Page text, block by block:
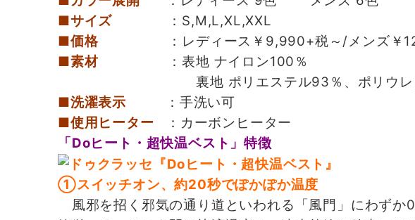
■サイズ ：S,M,L,XL,XXL
■価格：レディース￥9,990+税～/メンズ￥
■素材：表地 ナイロン100％
裏地 ポリエステル93％、ポリウレタ
■洗濯表示
：手洗い可
■使用ヒーター ：カーボンヒーター
「Doヒート・超快温ベスト」特徴
①スイッチオン、約20秒でぽかぽか温度
風邪を招く邪気の通り道といわれる「風門」にわずか